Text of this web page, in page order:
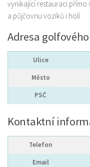
vynikající restauraci
a půjčovnu vozíků i holí.
Adresa
Ulice
Město
PSČ
Kontaktní
Telefon
Email